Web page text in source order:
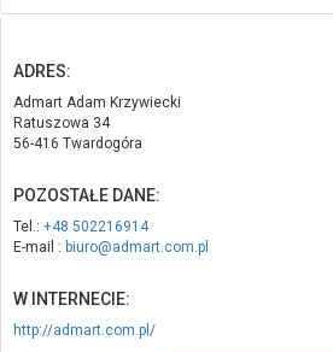
ADRES:
Admart Adam Krzywiecki
Ratuszowa 34
56-416 Twardogóra
POZOSTAŁE DANE:
Tel.: +48 502216914
E-mail : biuro@admart.com.pl
W INTERNECIE:
http://admart.com.pl/